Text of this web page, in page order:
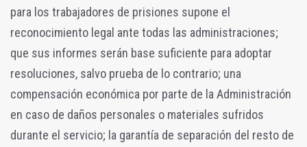
para los trabajadores de prisiones supone el
reconocimiento legal ante todas las administraciones;
que sus informes serán base suficiente para adoptar
resoluciones, salvo prueba de lo contrario; una
compensación económica por parte de la Administración
en caso de daños personales o materiales sufridos
durante el servicio; la garantía de separación del resto de